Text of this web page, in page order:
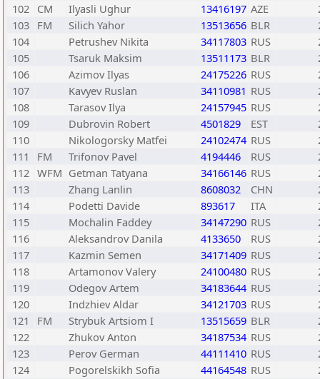
102 CM Ilyasli Ughur 13416197 AZE
103 FM Silich Yahor 13513656 BLR
104
Petrushev Nikita 34117803 RUS
105
Tsaruk Maksim 13511173 BLR
106
Azimov Ilyas 24175226 RUS
107
Kavyev Ruslan 34110981 RUS
108
Tarasov Ilya 24157945 RUS
109
Dubrovin Robert 4501829 EST
110
Nikologorsky Matfei 24102474 RUS
111
FM Trifonov Pavel 4194446 RUS
112 WFM Getman Tatyana 34166146 RUS
113
Zhang Lanlin 8608032 CHN
114
Podetti Davide 893617 ITA
115
Mochalin Faddey 34147290 RUS
116
Aleksandrov Danila 4133650 RUS
117
Kazmin Semen 34171409 RUS
118
Artamonov Valery 24100480 RUS
119
Odegov Artem 34183644 RUS
120
Indzhiev Aldar 34121703 RUS
121
FM Strybuk Artsiom I 13515659 BLR
122
Zhukov Anton 34187534 RUS
123
Perov German 44111410 RUS
124
Pogorelskikh Sofia 44164548 RUS